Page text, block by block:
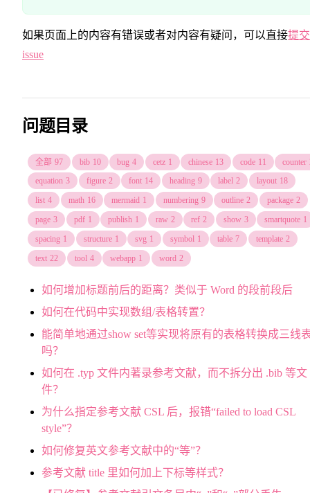
如果页面上的内容有错误或者对内容有疑问，可以直接提交
issue
问题目录
全部 97 bib 10 bug 4 cetz 1 chinese 13 code 11 counter
equation 3 figure 2 font 14 heading 9 label 2 layout 18
list 4 math 16 mermaid 1 numbering 9 outline 2 package 2
page 3 pdf 1 publish 1 raw 2 ref 2 show 3 smartquote 1
spacing 1 structure 1 svg 1 symbol 1 table 7 template 2
text 22 tool 4 webapp 1 word 2
如何增加标题前后的距离？类似于 Word 的段前段后
如何在代码中实现数组/表格转置？
能简单地通过show set等实现将原有的表格转换成三线
吗？
如何在 .typ 文件内著录参考文献，而不拆分出 .bib 等文
件？
为什么指定参考文献 CSL 后，报错“failed to load CSL
style”？
如何修复英文参考文献中的“等”？
参考文献 title 里如何加上下标等样式？